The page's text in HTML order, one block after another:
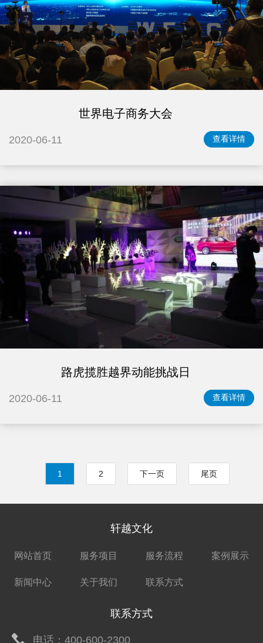
世界电子商务大会
2020-06-11 查看详情
路虎揽胜越界动能挑战日
2020-06-11 查看详情
1 2 下一页 尾页
轩越文化
网站首页 服务项目 服务流程 案例展示
新闻中心 关于我们 联系方式
联系方式
电话：400-600-2300